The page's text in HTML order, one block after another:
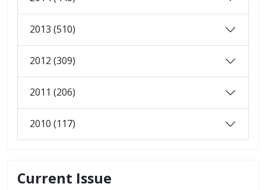
2013 (510)
2012 (309)
2011 (206)
2010 (117)
Current Issue